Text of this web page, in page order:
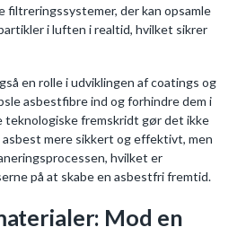
filtreringssystemer, der kan opsamle
i luften i realtid, hvilket sikrer
en rolle i udviklingen af coatings og
asbestfibre ind og forhindre dem i
teknologiske fremskridt gør det ikke
mere sikkert og effektivt, men
hvilket er
på at skabe en asbestfri fremtid.
Mod en